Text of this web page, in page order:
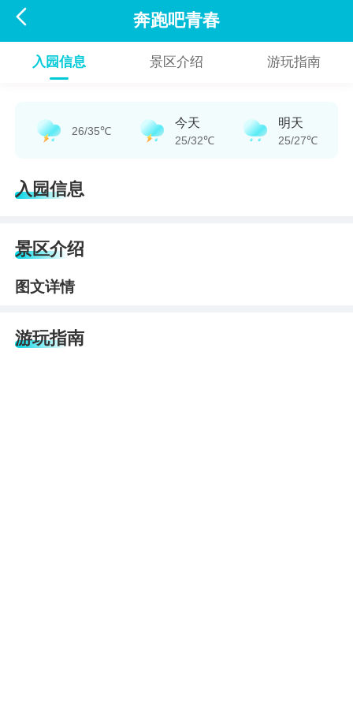
 奔跑吧青春
入园信息 景区介绍 游玩指南
26/35℃
今天
25/32℃
明天
25/27℃
入园信息
景区介绍
图文详情
游玩指南